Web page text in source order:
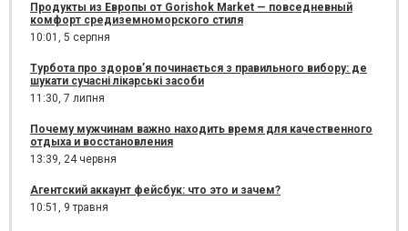
Продукты из Европы от Gorishok Market — повседневный
комфорт средиземноморского стиля
10:01, 5 серпня
Турбота про здоров’я починається з правильного вибору: де
шукати сучасні лікарські засоби
11:30, 7 липня
Почему мужчинам важно находить время для качественного
отдыха и восстановления
13:39, 24 червня
Агентский аккаунт фейсбук: что это и зачем?
10:51, 9 травня